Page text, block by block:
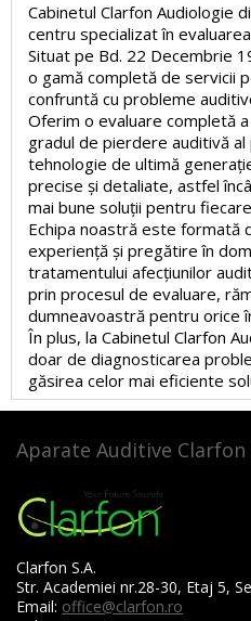
Cabinetul Clarfon Audiologie
centru specializat în
Situat pe Bd. 22 Decembrie
o gamă completă de servicii
confruntă cu probleme
Oferim o evaluare completă
gradul de pierdere auditivă
tehnologie de ultimă
precise și detaliate, astfel
mai bune soluții pentru
Echipa noastră este formată
experiență și pregătire în
tratamentului afecțiunilor
prin procesul de evaluare,
dumneavoastră pentru orice
În plus, la Cabinetul Clarfon
doar de diagnosticarea
găsirea celor mai eficiente
Aparate Auditive Clarfon
Clarfon S.A.
Str. Academiei nr.28-30, Etaj 5,
Email: office@clarfon.ro